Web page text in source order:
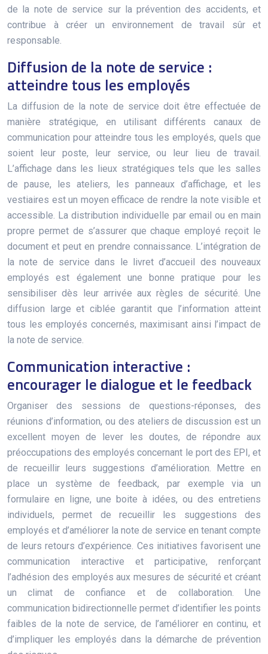
de la note de service sur la prévention des accidents, et
contribue à créer un environnement de travail sûr et
responsable.
Diffusion de la note de service :
atteindre tous les employés
La diffusion de la note de service doit être effectuée de
manière stratégique, en utilisant différents canaux de
communication pour atteindre tous les employés, quels que
soient leur poste, leur service, ou leur lieu de travail.
L’affichage dans les lieux stratégiques tels que les salles
de pause, les ateliers, les panneaux d’affichage, et les
vestiaires est un moyen efficace de rendre la note visible et
accessible. La distribution individuelle par email ou en main
propre permet de s’assurer que chaque employé reçoit le
document et peut en prendre connaissance. L’intégration de
la note de service dans le livret d’accueil des nouveaux
employés est également une bonne pratique pour les
sensibiliser dès leur arrivée aux règles de sécurité. Une
diffusion large et ciblée garantit que l’information atteint
tous les employés concernés, maximisant ainsi l’impact de
la note de service.
Communication interactive :
encourager le dialogue et le feedback
Organiser des sessions de questions-réponses, des
réunions d’information, ou des ateliers de discussion est un
excellent moyen de lever les doutes, de répondre aux
préoccupations des employés concernant le port des EPI, et
de recueillir leurs suggestions d’amélioration. Mettre en
place un système de feedback, par exemple via un
formulaire en ligne, une boite à idées, ou des entretiens
individuels, permet de recueillir les suggestions des
employés et d’améliorer la note de service en tenant compte
de leurs retours d’expérience. Ces initiatives favorisent une
communication interactive et participative, renforçant
l’adhésion des employés aux mesures de sécurité et créant
un climat de confiance et de collaboration. Une
communication bidirectionnelle permet d’identifier les points
faibles de la note de service, de l’améliorer en continu, et
d’impliquer les employés dans la démarche de prévention